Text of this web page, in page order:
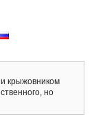
крыжовником
но